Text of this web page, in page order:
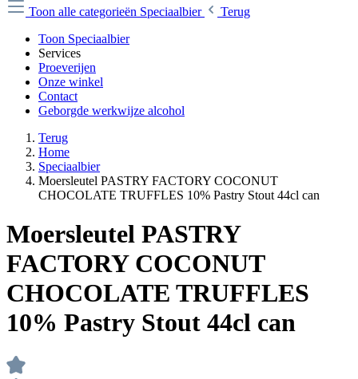
Toon alle categorieën Speciaalbier
Terug
Toon Speciaalbier
Services
Proeverijen
Onze winkel
Contact
Geborgde werkwijze alcohol
Terug
Home
Speciaalbier
Moersleutel PASTRY FACTORY COCONUT
CHOCOLATE TRUFFLES 10% Pastry Stout 44cl can
Moersleutel PASTRY
FACTORY COCONUT
CHOCOLATE TRUFFLES
10% Pastry Stout 44cl can